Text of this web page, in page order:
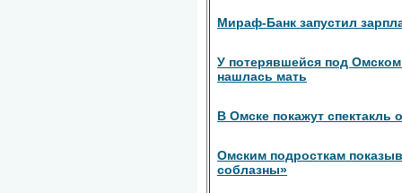
Мираф-Банк запустил
У потерявшейся под
нашлась мать
В Омске покажут спектакль
Омским подросткам
соблазны»